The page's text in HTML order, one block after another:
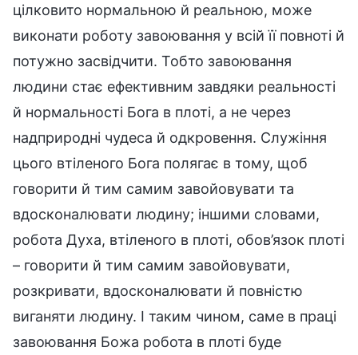
цілковито нормальною й реальною, може
виконати роботу завоювання у всій її повноті й
потужно засвідчити. Тобто завоювання
людини стає ефективним завдяки реальності
й нормальності Бога в плоті, а не через
надприродні чудеса й одкровення. Служіння
цього втіленого Бога полягає в тому, щоб
говорити й тим самим завойовувати та
вдосконалювати людину; іншими словами,
робота Духа, втіленого в плоті, обов’язок плоті
– говорити й тим самим завойовувати,
розкривати, вдосконалювати й повністю
виганяти людину. І таким чином, саме в праці
завоювання Божа робота в плоті буде